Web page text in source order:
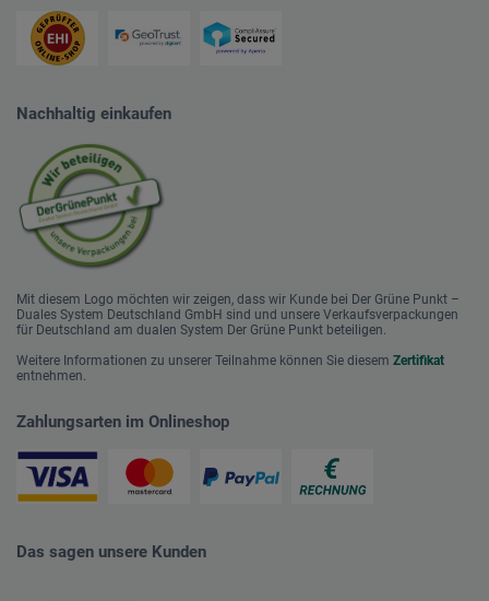
Nachhaltig einkaufen
Mit diesem Logo möchten wir zeigen, dass wir Kunde bei Der Grüne Punkt –
Duales System Deutschland GmbH sind und unsere Verkaufsverpackungen
für Deutschland am dualen System Der Grüne Punkt beteiligen.
Weitere Informationen zu unserer Teilnahme können Sie diesem Zertifikat
entnehmen.
Zahlungsarten im Onlineshop
Das sagen unsere Kunden